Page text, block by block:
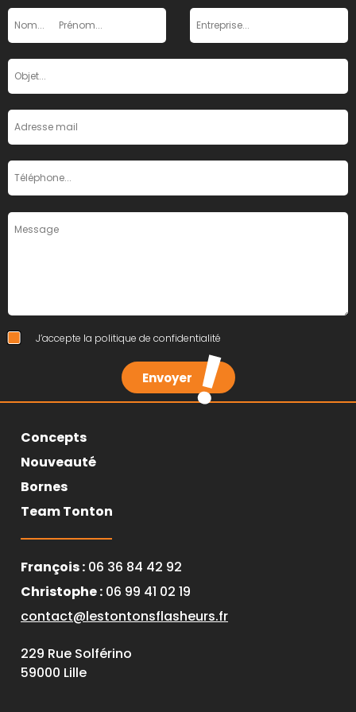
J’accepte la politique de confidentialité
Envoyer
Concepts
Nouveauté
Bornes
Team Tonton
François : 06 36 84 42 92
Christophe : 06 99 41 02 19
contact@lestontonsflasheurs.fr
229 Rue Solférino
59000 Lille